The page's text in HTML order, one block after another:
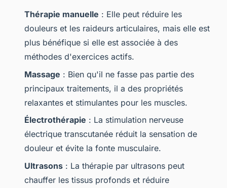
Thérapie manuelle : Elle peut réduire les
douleurs et les raideurs articulaires, mais elle est
plus bénéfique si elle est associée à des
méthodes d'exercices actifs.
Massage : Bien qu'il ne fasse pas partie des
principaux traitements, il a des propriétés
relaxantes et stimulantes pour les muscles.
Électrothérapie : La stimulation nerveuse
électrique transcutanée réduit la sensation de
douleur et évite la fonte musculaire.
Ultrasons : La thérapie par ultrasons peut
chauffer les tissus profonds et réduire